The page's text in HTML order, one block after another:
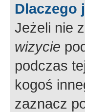
Dlaczego
Jeżeli nie
wizycie
podczas
kogoś
zaznacz